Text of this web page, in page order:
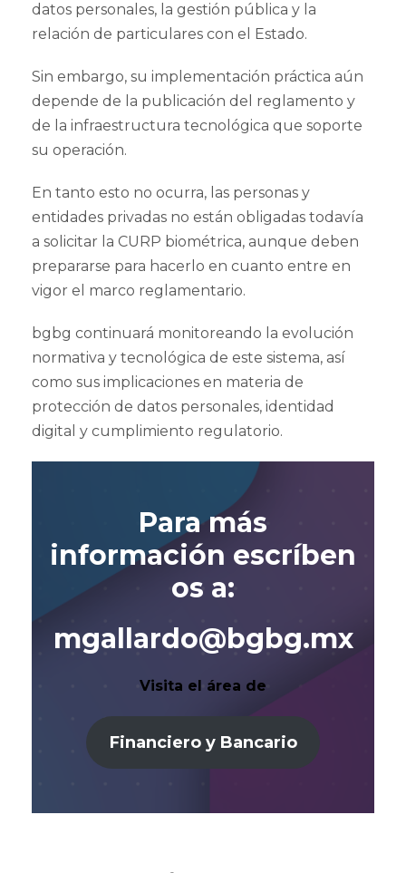
datos personales, la gestión pública y la
relación de particulares con el Estado.
Sin embargo, su implementación práctica aún
depende de la publicación del reglamento y
de la infraestructura tecnológica que soporte
su operación.
En tanto esto no ocurra, las personas y
entidades privadas no están obligadas todavía
a solicitar la CURP biométrica, aunque deben
prepararse para hacerlo en cuanto entre en
vigor el marco reglamentario.
bgbg continuará monitoreando la evolución
normativa y tecnológica de este sistema, así
como sus implicaciones en materia de
protección de datos personales, identidad
digital y cumplimiento regulatorio.
Para más
información escríben
os a:
mgallardo@bgbg.mx
Visita el área de
Financiero y Bancario